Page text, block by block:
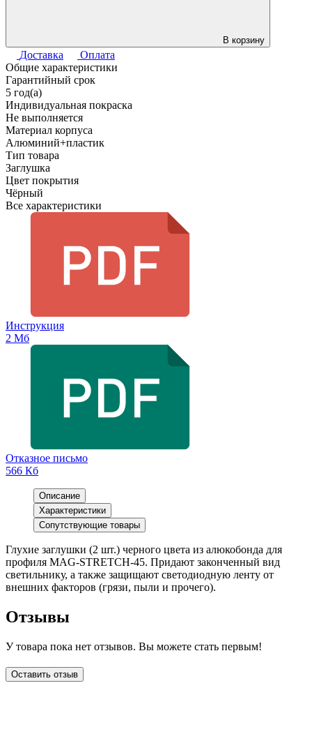
В корзину
Доставка
Оплата
Общие характеристики
Гарантийный срок
5 год(а)
Индивидуальная покраска
Не выполняется
Материал корпуса
Алюминий+пластик
Тип товара
Заглушка
Цвет покрытия
Чёрный
Все характеристики
Инструкция
2 Мб
Отказное письмо
566 Кб
Описание
Характеристики
Сопутствующие товары
Глухие заглушки (2 шт.) черного цвета из алюкобонда для
профиля MAG-STRETCH-45. Придают законченный вид
светильнику, а также защищают светодиодную ленту от
внешних факторов (грязи, пыли и прочего).
Отзывы
У товара пока нет отзывов. Вы можете стать первым!
Оставить отзыв